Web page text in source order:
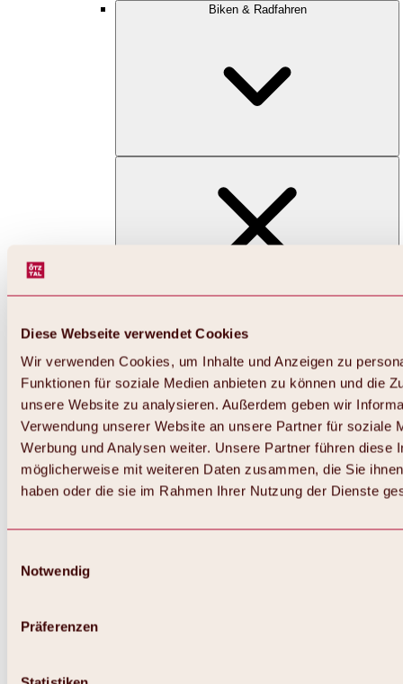
Diese Webseite verwendet Cookies
Wir verwenden Cookies, um Inhalte und Anzeigen zu
Funktionen für soziale Medien anbieten zu können und die
unsere Website zu analysieren. Außerdem geben wir
Verwendung unserer Website an unsere Partner für soziale
Werbung und Analysen weiter. Unsere Partner führen diese
möglicherweise mit weiteren Daten zusammen, die Sie
haben oder die sie im Rahmen Ihrer Nutzung der Dienste
Notwendig
Präferenzen
Biken & Radfahren